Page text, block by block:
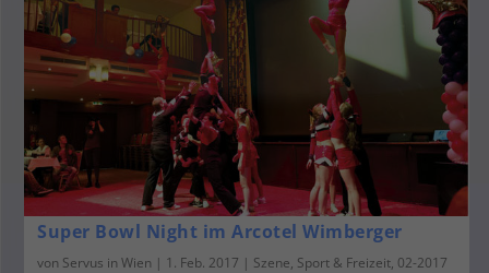
Super Bowl Night im Arcotel Wimberger
von Servus in Wien | 1. Feb. 2017 | Szene, Sport & Freizeit, 02-2017